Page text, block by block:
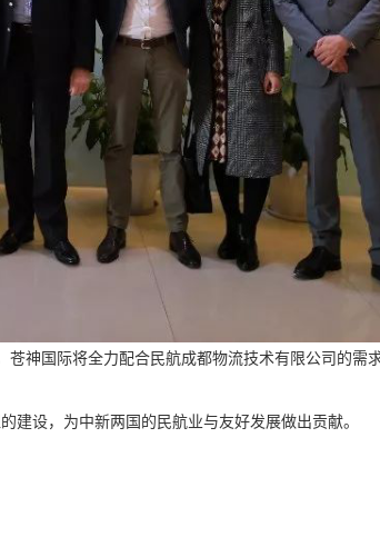
苍神国际将全力配合民航成都物流技术有限公司的需
建设，为中新两国的民航业与友好发展做出贡献。